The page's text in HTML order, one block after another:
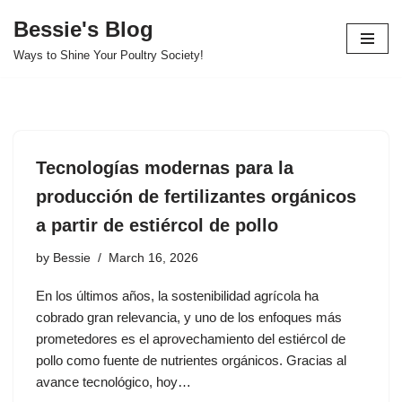
Skip
Bessie's Blog
Ways to Shine Your Poultry Society!
Tecnologías modernas para la
producción de fertilizantes orgánicos
a partir de estiércol de pollo
by Bessie March 16, 2026
En los últimos años, la sostenibilidad agrícola ha
cobrado gran relevancia, y uno de los enfoques más
prometedores es el aprovechamiento del estiércol de
pollo como fuente de nutrientes orgánicos. Gracias al
avance tecnológico, hoy…